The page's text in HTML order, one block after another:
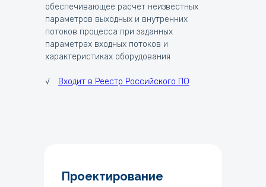
обеспечивающее расчет неизвестных
параметров выходных и внутренних
потоков процесса при заданных
параметрах входных потоков и
характеристиках оборудования
√ Входит в Реестр Российского ПО
Проектирование